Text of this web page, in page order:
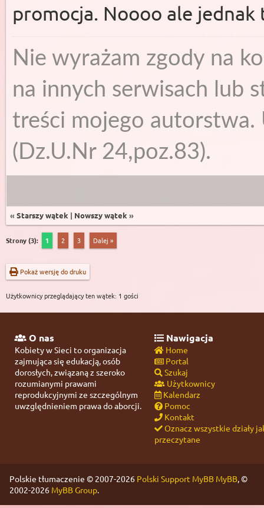
promocja. Noooo ale
Nie wyrażam zgody na
na innych serwisach lub
treści mojego
(Dz.U.Nr 24,poz.83).
« Starszy wątek | Nowszy wątek »
Strony (3): 1 2 3 Dalej »
Pokaż wersję do druku
Użytkownicy przeglądający ten wątek: 1 gości
O nas
Kobiety w Sieci to organizacja
zajmująca się edukacją, osób
dorosłych, związaną z szeroko
rozumianymi prawami
reprodukcyjnymi ze szczególnym
uwzględnieniem prawa do aborcji.
Nawigacja
Home
Portal
Szukaj
Użytkownicy
Kalendarz
Pomoc
Kontakt
Oznacz wszystkie działy
przeczytane
Polskie tłumaczenie © 2007-2026 Polski Support MyBB MyBB, ©
2002-2026 MyBB Group.